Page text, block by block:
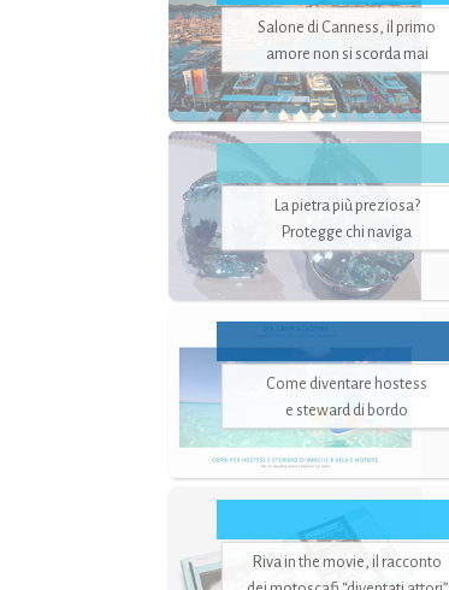
Salone di Canness, il primo
amore non si scorda mai
La pietra più preziosa?
Protegge chi naviga
Come diventare hostess
e steward di bordo
Riva in the movie, il racconto